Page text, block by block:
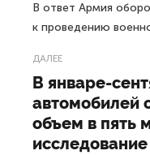
В ответ Армия
к проведению
ДАЛЕЕ
В январе-
автомобилей
объем в пять
исследование